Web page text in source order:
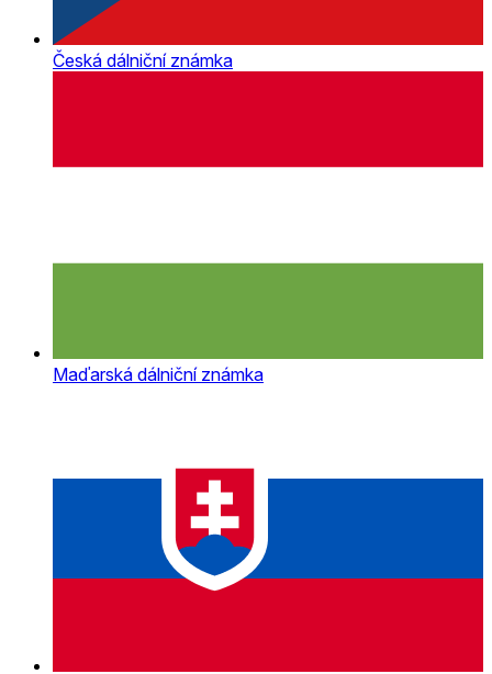
Česká dálniční známka
Maďarská dálniční známka